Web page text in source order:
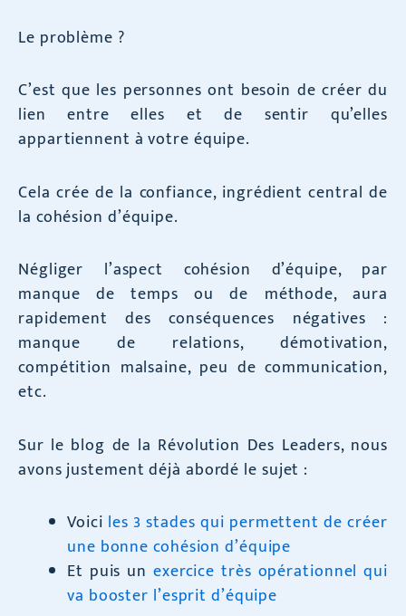
Le problème ?
C’est que les personnes ont besoin de créer du
lien entre elles et de sentir qu’elles
appartiennent à votre équipe.
Cela crée de la confiance, ingrédient central de
la cohésion d’équipe.
Négliger l’aspect cohésion d’équipe, par
manque de temps ou de méthode, aura
rapidement des conséquences négatives :
manque de relations, démotivation,
compétition malsaine, peu de communication,
etc.
Sur le blog de la Révolution Des Leaders, nous
avons justement déjà abordé le sujet :
Voici les 3 stades qui permettent de créer
une bonne cohésion d’équipe
Et puis un exercice très opérationnel qui
va booster l’esprit d’équipe